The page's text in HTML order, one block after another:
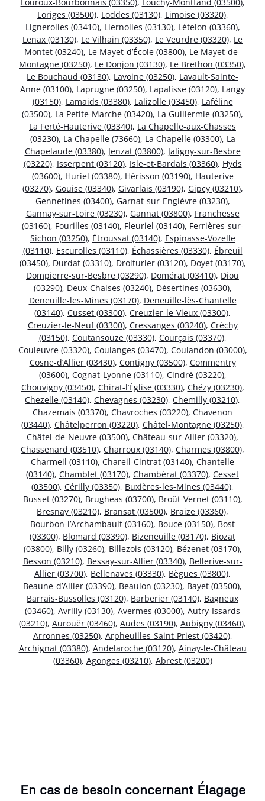
Loriges (03500), Loddes (03130), Limoise (03320),
Lignerolles (03410), Liernolles (03130), Lételon (03360),
Lenax (03130), Le Vilhain (03350), Le Veurdre (03320), Le
Montet (03240), Le Mayet-d’École (03800), Le Mayet-de-
Montagne (03250), Le Donjon (03130), Le Brethon (03350),
Le Bouchaud (03130), Lavoine (03250), Lavault-Sainte-
Anne (03100), Laprugne (03250), Lapalisse (03120), Langy
(03150), Lamaids (03380), Lalizolle (03450), Laféline
(03500), La Petite-Marche (03420), La Guillermie (03250),
La Ferté-Hauterive (03340), La Chapelle-aux-Chasses
(03230), La Chapelle (73660), La Chapelle (03300), La
Chapelaude (03380), Jenzat (03800), Jaligny-sur-Besbre
(03220), Isserpent (03120), Isle-et-Bardais (03360), Hyds
(03600), Huriel (03380), Hérisson (03190), Hauterive
(03270), Gouise (03340), Givarlais (03190), Gipcy (03210),
Gennetines (03400), Garnat-sur-Engièvre (03230),
Gannay-sur-Loire (03230), Gannat (03800), Franchesse
(03160), Fourilles (03140), Fleuriel (03140), Ferrières-sur-
Sichon (03250), Étroussat (03140), Espinasse-Vozelle
(03110), Escurolles (03110), Échassières (03330), Ébreuil
(03450), Durdat (03310), Droiturier (03120), Doyet (03170),
Dompierre-sur-Besbre (03290), Domérat (03410), Diou
(03290), Deux-Chaises (03240), Désertines (03630),
Deneuille-les-Mines (03170), Deneuille-lès-Chantelle
(03140), Cusset (03300), Creuzier-le-Vieux (03300),
Creuzier-le-Neuf (03300), Cressanges (03240), Créchy
(03150), Coutansouze (03330), Courçais (03370),
Couleuvre (03320), Coulanges (03470), Coulandon (03000),
Cosne-d’Allier (03430), Contigny (03500), Commentry
(03600), Cognat-Lyonne (03110), Cindré (03220),
Chouvigny (03450), Chirat-l’Église (03330), Chézy (03230),
Chezelle (03140), Chevagnes (03230), Chemilly (03210),
Chazemais (03370), Chavroches (03220), Chavenon
(03440), Châtelperron (03220), Châtel-Montagne (03250),
Châtel-de-Neuvre (03500), Château-sur-Allier (03320),
Chassenard (03510), Charroux (03140), Charmes (03800),
Charmeil (03110), Chareil-Cintrat (03140), Chantelle
(03140), Chamblet (03170), Chambérat (03370), Cesset
(03500), Cérilly (03350), Buxières-les-Mines (03440),
Busset (03270), Brugheas (03700), Broût-Vernet (03110),
Bresnay (03210), Bransat (03500), Braize (03360),
Bourbon-l’Archambault (03160), Bouce (03150), Bost
(03300), Blomard (03390), Bizeneuille (03170), Biozat
(03800), Billy (03260), Billezois (03120), Bézenet (03170),
Besson (03210), Bessay-sur-Allier (03340), Bellerive-sur-
Allier (03700), Bellenaves (03330), Bègues (03800),
Beaune-d’Allier (03390), Beaulon (03230), Bayet (03500),
Barrais-Bussolles (03120), Barberier (03140), Bagneux
(03460), Avrilly (03130), Avermes (03000), Autry-Issards
(03210), Aurouër (03460), Audes (03190), Aubigny (03460),
Arronnes (03250), Arpheuilles-Saint-Priest (03420),
Archignat (03380), Andelaroche (03120), Ainay-le-Château
(03360), Agonges (03210), Abrest (03200)
En cas de besoin concernant Élagage